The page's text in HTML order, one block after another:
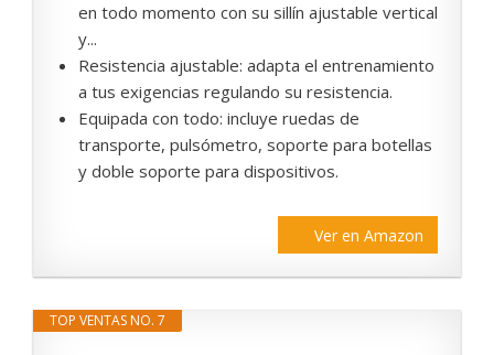
en todo momento con su sillín ajustable vertical
y...
Resistencia ajustable: adapta el entrenamiento
a tus exigencias regulando su resistencia.
Equipada con todo: incluye ruedas de
transporte, pulsómetro, soporte para botellas
y doble soporte para dispositivos.
Ver en Amazon
TOP VENTAS NO. 7